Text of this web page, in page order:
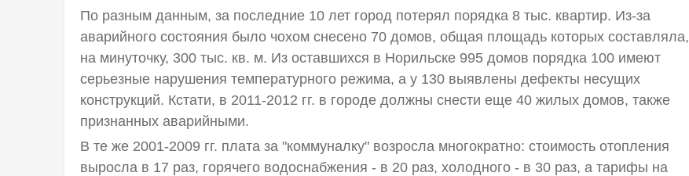
По разным данным, за последние 10 лет город потерял порядка 8 тыс. квартир. Из-за
аварийного состояния было чохом снесено 70 домов, общая площадь которых составляла,
на минуточку, 300 тыс. кв. м. Из оставшихся в Норильске 995 домов порядка 100 имеют
серьезные нарушения температурного режима, а у 130 выявлены дефекты несущих
конструкций. Кстати, в 2011-2012 гг. в городе должны снести еще 40 жилых домов, также
признанных аварийными.
В те же 2001-2009 гг. плата за "коммуналку" возросла многократно: стоимость отопления
выросла в 17 раз, горячего водоснабжения - в 20 раз, холодного - в 30 раз, а тарифы на